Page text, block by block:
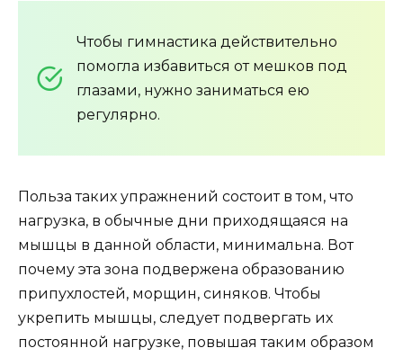
Чтобы гимнастика действительно
помогла избавиться от мешков под
глазами, нужно заниматься ею
регулярно.
Польза таких упражнений состоит в том, что
нагрузка, в обычные дни приходящаяся на
мышцы в данной области, минимальна. Вот
почему эта зона подвержена образованию
припухлостей, морщин, синяков. Чтобы
укрепить мышцы, следует подвергать их
постоянной нагрузке, повышая таким образом